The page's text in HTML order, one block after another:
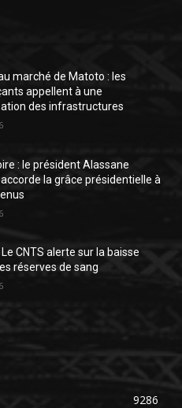
marché de Matoto : les
appellent à une
des infrastructures
: le président Alassane
la grâce présidentielle à
CNTS alerte sur la baisse
réserves de sang
9286